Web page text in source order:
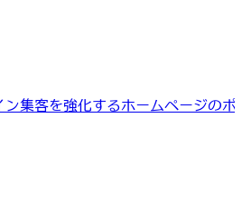
集客を強化するホームページのポ